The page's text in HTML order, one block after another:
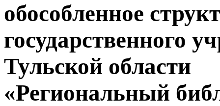
обособленное
государственного
Тульской области
«Региональный